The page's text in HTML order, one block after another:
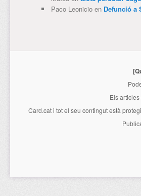
Paco Leonicioen Defunció a
Els
Card.cati tot el seu contingut està